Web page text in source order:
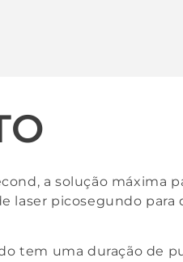
a solução máxima
picosegundo para
tem uma duração de